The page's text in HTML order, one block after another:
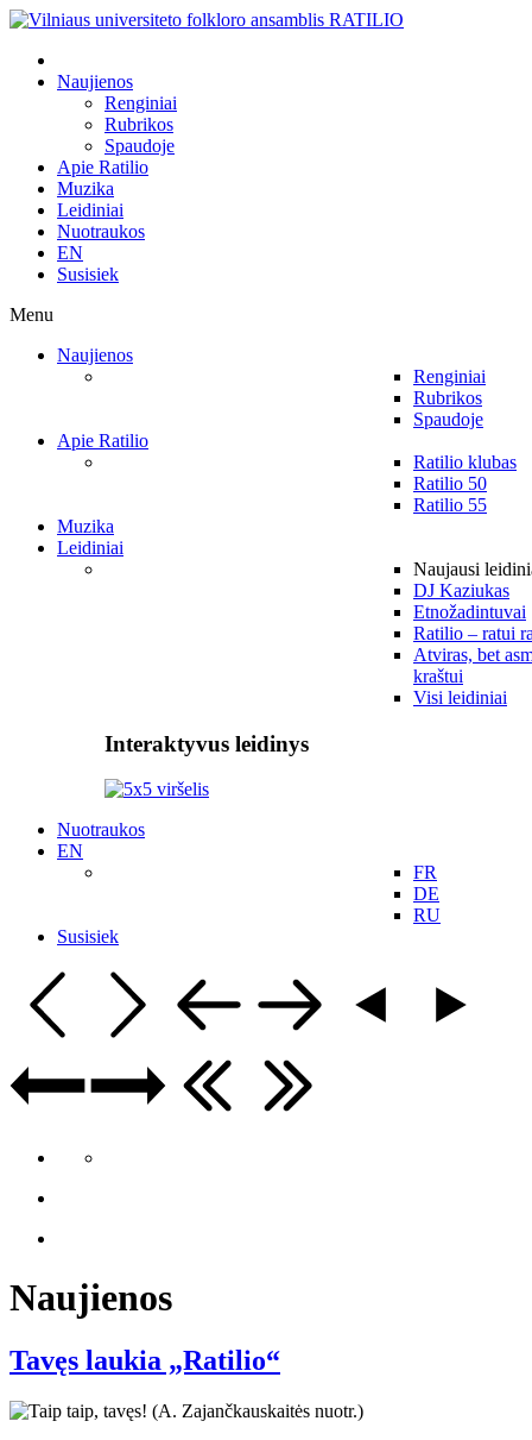
Naujienos
Renginiai
Rubrikos
Spaudoje
Apie Ratilio
Muzika
Leidiniai
Nuotraukos
EN
Susisiek
Menu
Naujienos
Renginiai
Rubrikos
Spaudoje
Apie Ratilio
Ratilio klubas
Ratilio 50
Ratilio 55
Muzika
Leidiniai
Naujausi
DJ Kaziukas
Etnožadintuvai
Ratilio – ratui
Atviras, bet
kraštui
Visi leidiniai
Interaktyvus leidinys
Nuotraukos
EN
FR
DE
RU
Susisiek
Naujienos
Tavęs laukia „Ratilio“